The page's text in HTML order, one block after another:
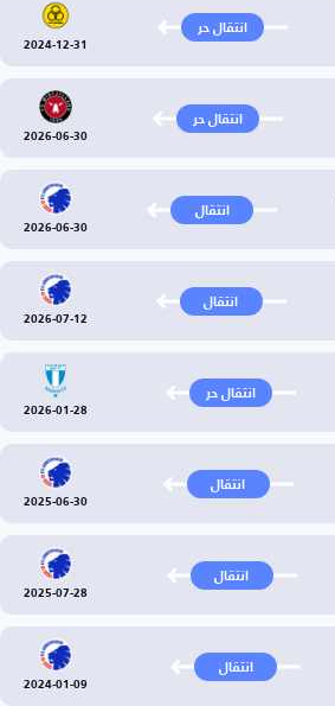
انتقال حر
2024-12-31
انتقال حر
2026-06-30
انتقال
2026-06-30
انتقال
2026-07-12
انتقال حر
2026-01-28
انتقال
2025-06-30
انتقال
2025-07-28
انتقال
2024-01-09